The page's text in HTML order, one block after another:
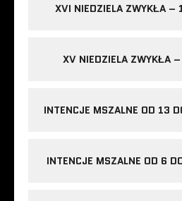
XVI NIEDZIELA ZWYKŁA –
XV NIEDZIELA ZWYKŁA
INTENCJE MSZALNE OD 13
INTENCJE MSZALNE OD 6